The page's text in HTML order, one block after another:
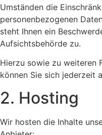
Umständen die
personenbezogenen
steht Ihnen ein
Aufsichtsbehörde zu.
Hierzu sowie zu weiteren
können Sie sich jederzeit
2. Hosting
Wir hosten die Inhalte